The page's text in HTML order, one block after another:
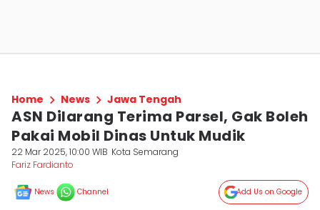
Home News Jawa Tengah
ASN Dilarang Terima Parsel, Gak Boleh
Pakai Mobil Dinas Untuk Mudik
22 Mar 2025, 10:00 WIB Kota Semarang
Fariz Fardianto
News Channel Add Us on Google